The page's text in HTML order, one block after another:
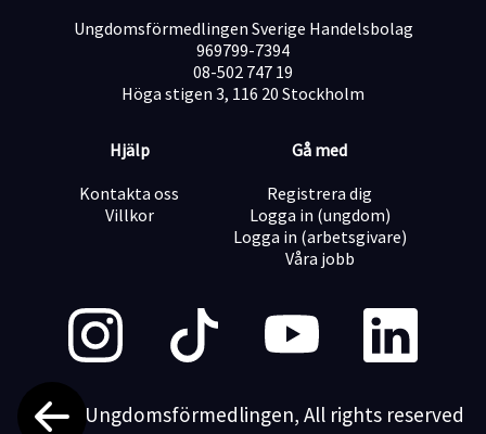
Ungdomsförmedlingen Sverige Handelsbolag
969799-7394
08-502 747 19
Höga stigen 3, 116 20 Stockholm
Hjälp
Kontakta oss
Villkor
Gå med
Registrera dig
Logga in (ungdom)
Logga in (arbetsgivare)
Våra jobb
©2026 Ungdomsförmedlingen, All rights reserved